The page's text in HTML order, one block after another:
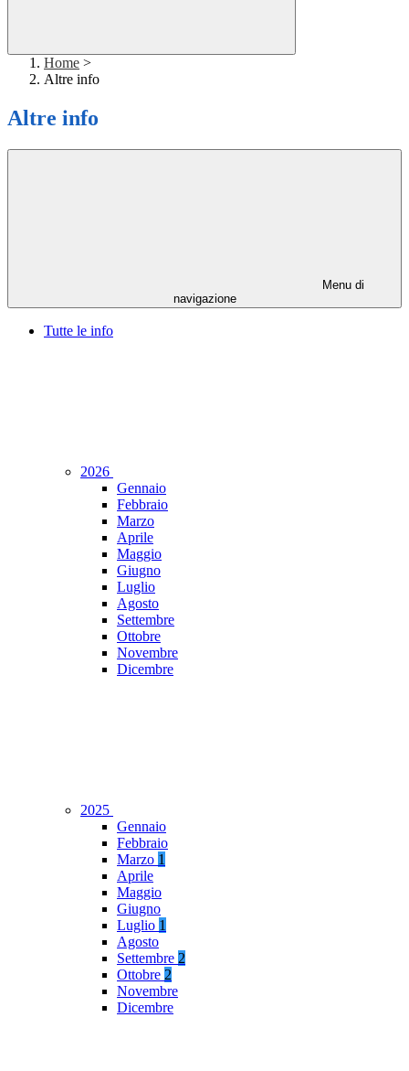
Home >
Altre info
Altre info
Menu di
navigazione
Tutte le info
2026
Gennaio
Febbraio
Marzo
Aprile
Maggio
Giugno
Luglio
Agosto
Settembre
Ottobre
Novembre
Dicembre
2025
Gennaio
Febbraio
Marzo 1
Aprile
Maggio
Giugno
Luglio 1
Agosto
Settembre 2
Ottobre 2
Novembre
Dicembre